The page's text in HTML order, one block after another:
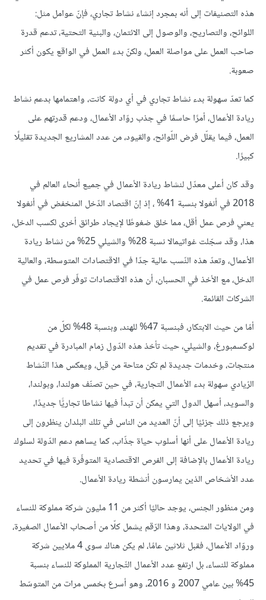
هذه التصنيفات إلى أنه بمجرد إنشاء نشاط تجاري، فإنّ عوامل مثل:
اللوائح، والتصاريح، والوصول إلى الائتمان، والبنية التحتية، تدعم قدرة
صاحب العمل على مواصلة العمل، ولكنّ بدء العمل في الواقع يكون أكثر
صعوبة.
كما تعدّ سهولة بدء نشاط تجاري في أي دولة كانت، واهتمامها بدعم نشاط
ريادة الأعمال، أمرًا حاسمًا في جذب روّاد الأعمال، ودعم قدرتهم على
العمل، فيما يقلّل فرض اللّوائح، والقيود، من عدد المشاريع الجديدة تقليلًا
كبيرًا.
وقد كان أعلى معدّل لنشاط ريادة الأعمال في جميع أنحاء العالم في
2018 في أنغولا بنسبة 41% ، إذ إنّ اقتصاد الدّخل المنخفض في أنغولا
يعني فرص عمل أقل، مما خلق ضغوطًا لإيجاد طرائق أخرى لكسب الدخل،
هذا، وقد سجّلت غواتيمالا نسبة 28% والشيلي 25% من نشاط ريادة
الأعمال، وتعدّ هذه النّسب عالية جدّا في الاقتصادات المتوسطة، والعالية
الدخل، مع الأخذ في الحسبان، أن هذه الاقتصادات توفّر فرص عمل في
الشركات القائمة.
أمّا من حيث الابتكار، فبنسبة 47% للهند، وبنسبة 48% لكلّ من
لوكسمبورغ، والشيلي، حيث تأخذ هذه الدّول زمام المبادرة في تقديم
منتجات، وخدمات جديدة لم تكن متاحة من قبل، ويعكس هذا النّشاط
الرّيادي سهولة بدء الأعمال التجارية، في حين تصنّف هولندا، وبولندا،
والسويد، أسهل الدول التي يمكن أن تبدأ فيها نشاطا تجاريًّا جديدًا،
ويرجع ذلك جزئيًا إلى أنّ العديد من الناس في تلك البلدان ينظرون إلى
ريادة الأعمال على أنها أسلوب حياة جذّاب، كما يساهم دعم الدّولة لسلوك
ريادة الأعمال بالإضافة إلى الفرص الاقتصادية المتوفّرة فيها في تحديد
عدد الأشخاص الذين يمارسون أنشطة ريادة الأعمال.
ومن منظور الجنس، يوجد حاليًا أكثر من 11 مليون شركة مملوكة للنساء
في الولايات المتحدة، وهذا الرّقم يشمل كلّا من أصحاب الأعمال الصغيرة،
وروّاد الأعمال، فقبل ثلاثين عامًا، لم يكن هناك سوى 4 ملايين شركة
مملوكة للنساء، بل ارتفع عدد الأعمال التّجارية المملوكة للنساء بنسبة
45% بين عامي 2007 و 2016، وهو أسرع بخمس مرات من المتوسّط